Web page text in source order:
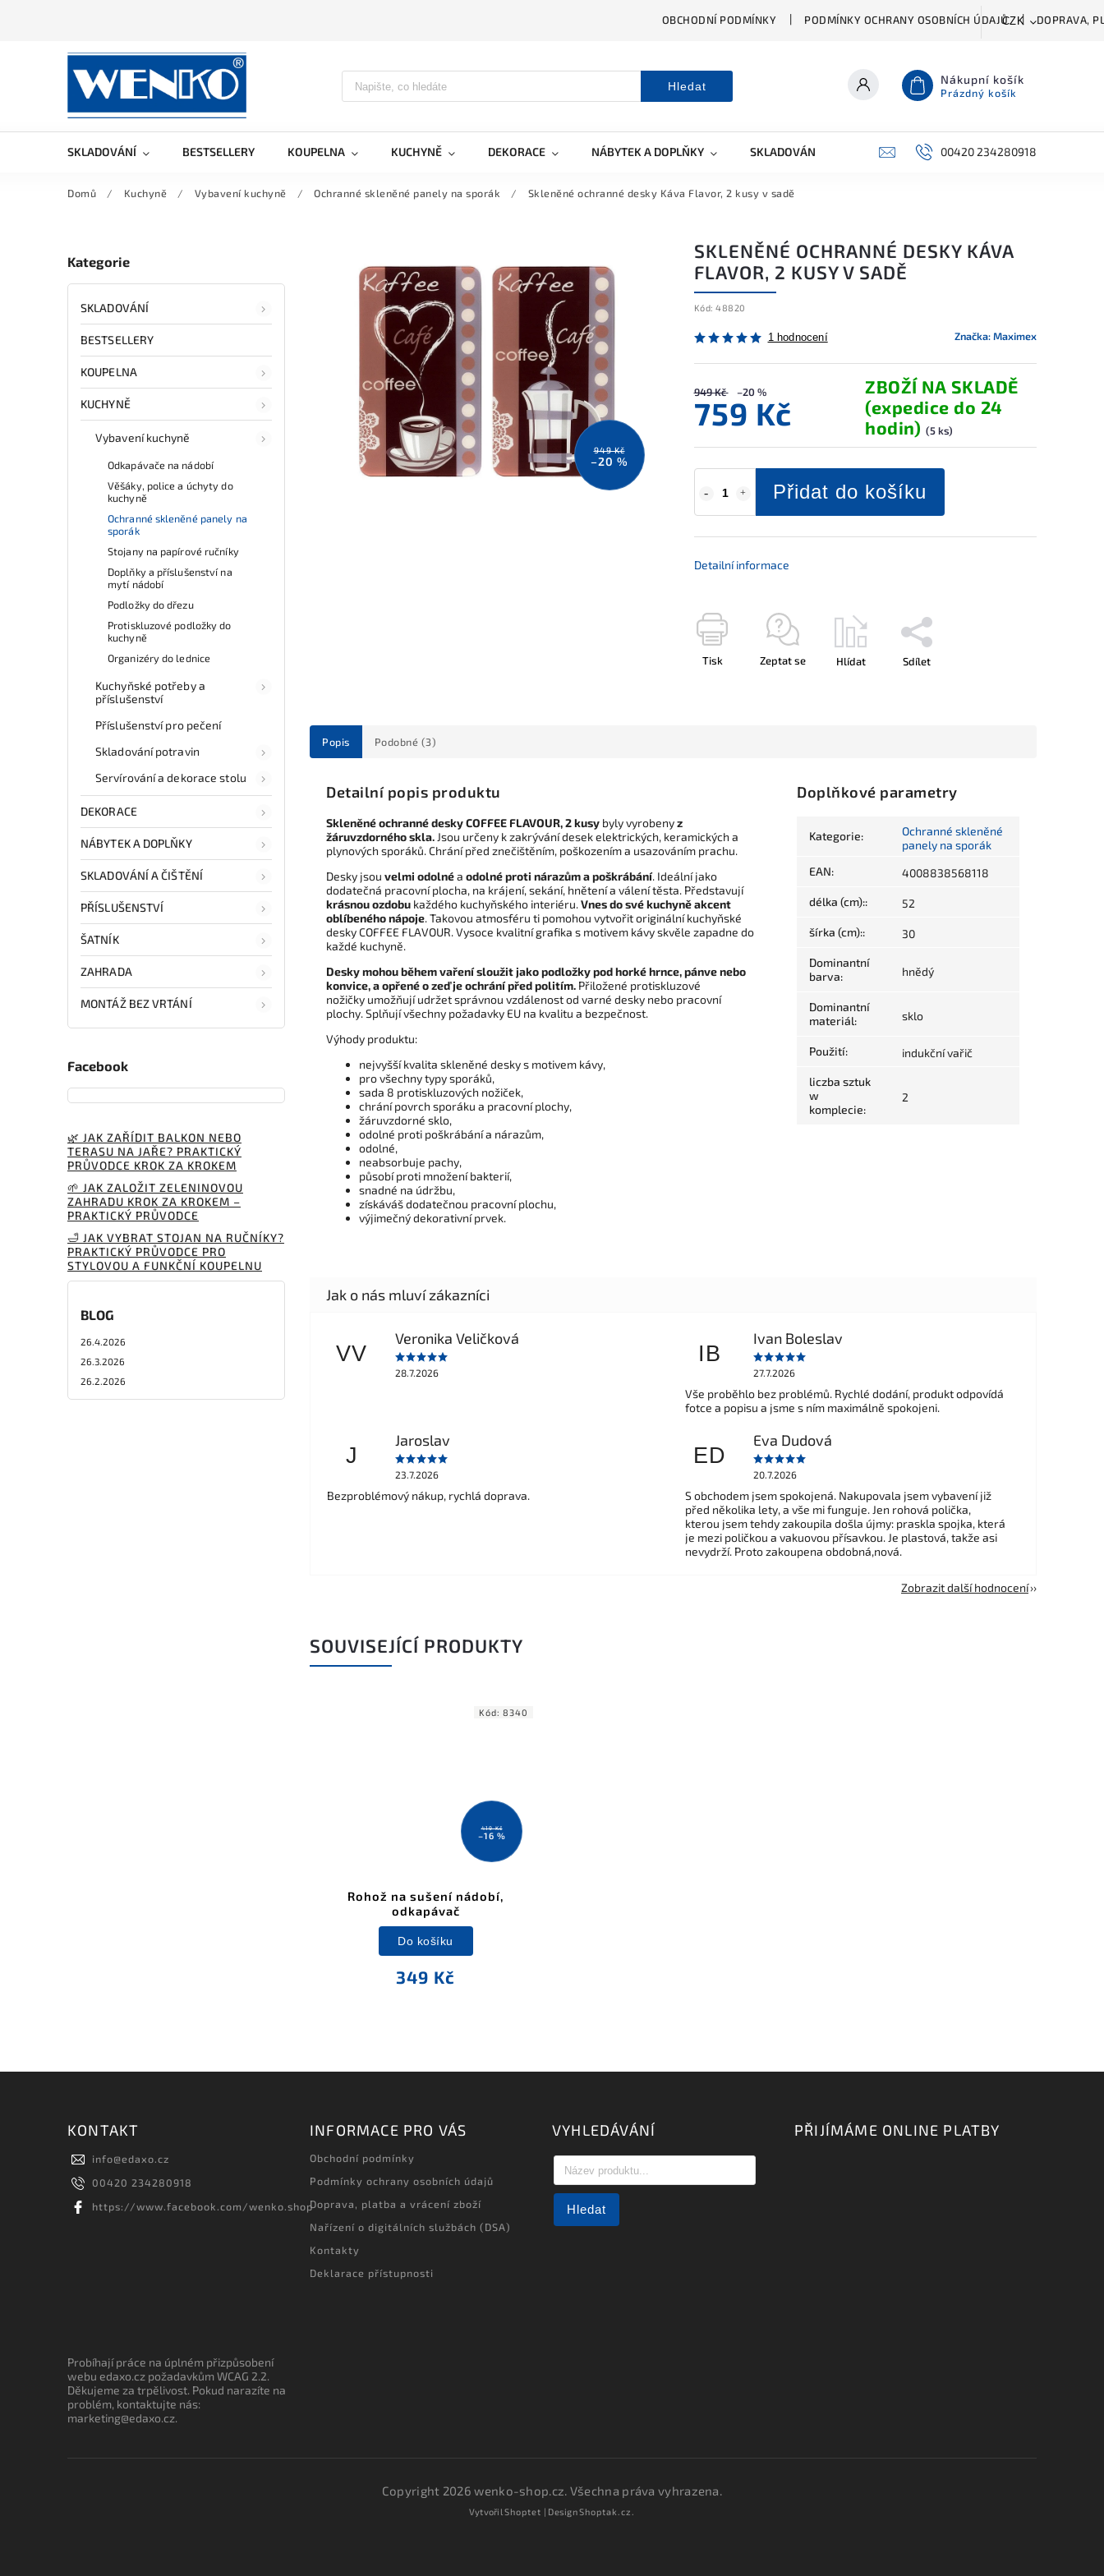
OBCHODNÍ PODMÍNKY PODMÍNKY OCHRANY OSOBNÍCH ÚDAJŮ DOPRAVA,
CZK
Hledat Nákupní košík
Prázdný košík
SKLADOVÁNÍ BESTSELLERY KOUPELNA KUCHYNĚ DEKORACE NÁBYTEK A DOPLŇKY SKLADOVÁNÍ A ČIŠTĚNÍ PŘÍSLUŠENSTVÍ
00420 234280918
Domů / Kuchyně / Vybavení kuchyně / Ochranné skleněné panely na sporák / Skleněné ochranné desky Káva Flavor, 2 kusy v sadě
Kategorie
SKLADOVÁNÍ
BESTSELLERY
KOUPELNA
KUCHYNĚ
Vybavení kuchyně
Odkapávače na nádobí
Věšáky, police a úchyty do
kuchyně
Ochranné skleněné panely na
sporák
Stojany na papírové ručníky
Doplňky a příslušenství na
mytí nádobí
Podložky do dřezu
Protiskluzové podložky do
kuchyně
Organizéry do lednice
Kuchyňské potřeby a
příslušenství
Příslušenství pro pečení
Skladování potravin
Servírování a dekorace stolu
DEKORACE
NÁBYTEK A DOPLŇKY
SKLADOVÁNÍ A ČIŠTĚNÍ
PŘÍSLUŠENSTVÍ
ŠATNÍK
ZAHRADA
MONTÁŽ BEZ VRTÁNÍ
Facebook
🌿 JAK ZAŘÍDIT BALKON NEBO
TERASU NA JAŘE? PRAKTICKÝ
PRŮVODCE KROK ZA KROKEM
🌱 JAK ZALOŽIT ZELENINOVOU
ZAHRADU KROK ZA KROKEM –
PRAKTICKÝ PRŮVODCE
🛁 JAK VYBRAT STOJAN NA RUČNÍKY?
PRAKTICKÝ PRŮVODCE PRO
STYLOVOU A FUNKČNÍ KOUPELNU
BLOG
26.4.2026
26.3.2026
26.2.2026
949 Kč
–20 %
SKLENĚNÉ OCHRANNÉ DESKY KÁVA
FLAVOR, 2 KUSY V SADĚ
Kód: 48820
1 hodnocení Značka:Maximex
949 Kč –20 %
759 Kč
ZBOŽÍ NA SKLADĚ
(expedice do 24
hodin) (5 ks)
Přidat do košíku
Detailní informace
Tisk Zeptat se Hlídat Sdílet
Popis Podobné (3)
Detailní popis produktu
Skleněné ochranné desky COFFEE FLAVOUR, 2 kusy byly vyrobenyz
žáruvzdorného skla. Jsou určeny k zakrývání desek elektrických, keramických a
plynových sporáků. Chrání před znečištěním, poškozením a usazováním prachu.
Desky jsou velmi odolnéa odolné proti nárazům a poškrábání. Ideální jako
dodatečná pracovní plocha, na krájení, sekání, hnětení a válení těsta. Představují
krásnou ozdobu každého kuchyňského interiéru.Vnes do své kuchyně akcent
oblíbeného nápoje. Takovou atmosféru ti pomohou vytvořit originální kuchyňské
desky COFFEE FLAVOUR. Vysoce kvalitní grafika s motivem kávy skvěle zapadne do
každé kuchyně.
Desky mohou během vaření sloužit jako podložky pod horké hrnce, pánve nebo
konvice, a opřené o zeď je ochrání před politím. Přiložené protiskluzové
nožičky umožňují udržet správnou vzdálenost od varné desky nebo pracovní
plochy. Splňují všechny požadavky EU na kvalitu a bezpečnost.
Výhody produktu:
nejvyšší kvalita skleněné desky s motivem kávy,
pro všechny typy sporáků,
sada 8 protiskluzových nožiček,
chrání povrch sporáku a pracovní plochy,
žáruvzdorné sklo,
odolné proti poškrábání a nárazům,
odolné,
neabsorbuje pachy,
působí proti množení bakterií,
snadné na údržbu,
získáváš dodatečnou pracovní plochu,
výjimečný dekorativní prvek.
Doplňkové parametry
Kategorie:
Ochranné skleněné
panely na sporák
EAN: 4008838568118
délka (cm):: 52
šírka (cm):: 30
Dominantní
barva: hnědý
Dominantní
materiál: sklo
Použití: indukční vařič
liczba sztuk
w
komplecie:
2
VV
Veronika Veličková
28.7.2026
IB
Ivan Boleslav
27.7.2026
Vše proběhlo bez problémů. Rychlé dodání, produkt odpovídá
fotce a popisu a jsme s ním maximálně spokojeni.
J
Jaroslav
23.7.2026
Bezproblémový nákup, rychlá doprava.
ED
Eva Dudová
20.7.2026
S obchodem jsem spokojená. Nakupovala jsem vybavení již
před několika lety, a vše mi funguje. Jen rohová polička,
kterou jsem tehdy zakoupila došla újmy: praskla spojka, která
je mezi poličkou a vakuovou přísavkou. Je plastová, takže asi
nevydrží. Proto zakoupena obdobná,nová.
Zobrazit další hodnocení
SOUVISEJÍCÍ PRODUKTY
419 Kč
–16 %
Rohož na sušení nádobí,
odkapávač
349 Kč
Do košíku
Kód: 8340
KONTAKT
info@edaxo.cz
00420 234280918
https://www.facebook.com/wenko.shop
INFORMACE PRO VÁS
Obchodní podmínky
Podmínky ochrany osobních údajů
Doprava, platba a vrácení zboží
Nařízení o digitálních službách (DSA)
Kontakty
Deklarace přístupnosti
VYHLEDÁVÁNÍ
Hledat
PŘIJÍMÁME ONLINE PLATBY
Probíhají práce na úplném přizpůsobení
webu edaxo.cz požadavkům WCAG 2.2.
Děkujeme za trpělivost. Pokud narazíte na
problém, kontaktujte nás:
marketing@edaxo.cz.
Copyright 2026wenko-shop.cz. Všechna práva vyhrazena.
VytvořilShoptet | DesignShoptak.cz.